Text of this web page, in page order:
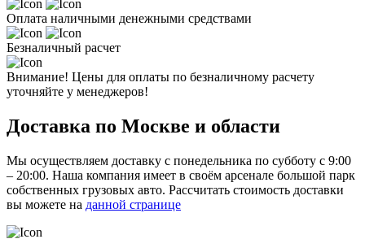
Оплата наличными денежными средствами
Безналичный расчет
Внимание! Цены для оплаты по безналичному расчету
уточняйте у менеджеров!
Доставка по Москве и области
Мы осуществляем доставку с понедельника по субботу с 9:00
– 20:00. Наша компания имеет в своём арсенале большой парк
собственных грузовых авто. Рассчитать стоимость доставки
вы можете на данной странице